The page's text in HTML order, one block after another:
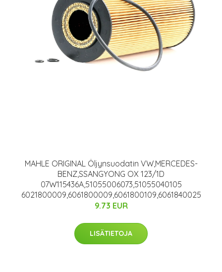
MAHLE ORIGINAL Öljynsuodatin VW,MERCEDES-
BENZ,SSANGYONG OX 123/1D
07W115436A,51055006073,51055040105
6021800009,6061800009,6061800109,6061840025
9.73 EUR
LISÄTIETOJA